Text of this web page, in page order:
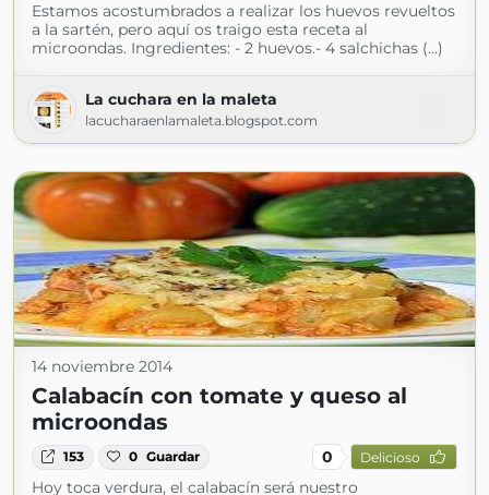
Estamos acostumbrados a realizar los huevos revueltos
a la sartén, pero aquí os traigo esta receta al
microondas. Ingredientes: - 2 huevos.- 4 salchichas (...)
La cuchara en la maleta
lacucharaenlamaleta.blogspot.com
14 noviembre 2014
Calabacín con tomate y queso al
microondas
153 0 Guardar 0 Delicioso
Hoy toca verdura, el calabacín será nuestro